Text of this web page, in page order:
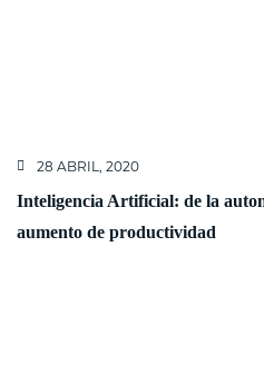
28 ABRIL, 2020
Inteligencia Artificial: de la
aumento de productividad